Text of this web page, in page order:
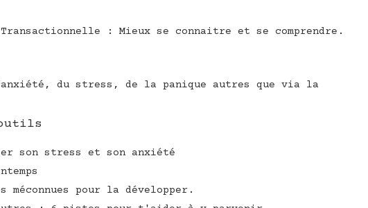
: Mieux se connaitre et se comprendre.
du stress, de la panique autres que via la
outils
son stress et son anxiété
pour la développer.